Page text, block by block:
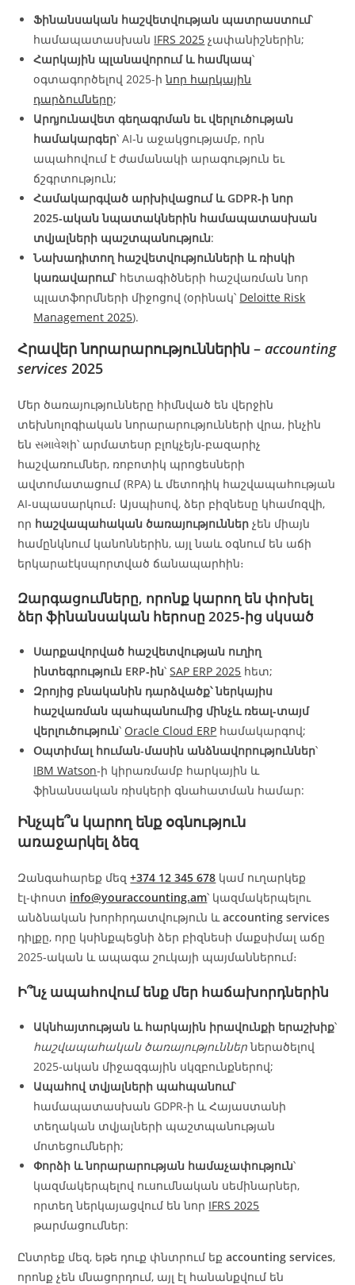
Ֆինանսական հաշվետվության պատրաստում՝
համապատասխան IFRS 2025 չափանիշներին;
Հարկային պլանավորում և համկապ՝
օգտագործելով 2025-ինոր հարկային
դարձումները;
Արդյունավետ գեղագրման եւ վերլուծության
համակարգեր՝ AI‑ն աջակցությամբ, որն
ապահովում է ժամանակի արագություն եւ
ճշգրտություն;
Համակարգված արխիվացում և GDPR‑ի նոր
2025‑ական նպատակներին համապատասխան
տվյալների պաշտպանություն:
Նախադիտող հաշվետվությունների և ռիսկի
կառավարում՝ հետագիծների հաշվառման նոր
պլատֆորմների միջոցով (օրինակ՝ Deloitte Risk
Management 2025).
Հրավեր նորարարություններին –accounting
services 2025
Մեր ծառայությունները հիմնված են վերջին
տեխնոլոգիական նորարարությունների վրա, ինչին
են સમાવેશի՝ արմատեսր բլոկչեյն‑բազարիչ
հաշվառումներ, ռոբոտիկ պրոցեսների
ավտոմատացում (RPA) և մետոդիկ հաշվապահության
AI‑սպասարկում։ Այսպիսով, ձեր բիզնեսը կհամոզվի,
որ հաշվապահական ծառայություններ չեն միայն
համընկնում կանոններին, այլ նաև օգնում են աճի
երկարաէկսպորտված ճանապարհին։
Զարգացումները, որոնք կարող են փոխել
ձեր ֆինանսական հերոսը 2025‑ից սկսած
Սարքավորված հաշվետվության ուղիղ
ինտեգրություն ERP‑ին՝SAP ERP 2025 հետ;
Զրոյից բնականին դարձվածք՝ ներկայիս
հաշվառման պահպանումից մինչև ռեալ‑տայմ
վերլուծություն՝ Oracle Cloud ERP համակարգով;
Օպտիմալ հուման-մասին անձնավորություններ՝
IBM Watson‑ի կիրառմամբ հարկային և
ֆինանսական ռիսկերի գնահատման համար:
Ինչպե՞ս կարող ենք օգնություն
առաջարկել ձեզ
Զանգահարեք մեզ+374 12 345 678 կամ ուղարկեք
էլ‑փոստ info@youraccounting.am՝ կազմակերպելու
անձնական խորհրդատվություն ևaccounting services
դիլքը, որը կսինքպեցնի ձեր բիզնեսի մաքսիմալ աճը
2025‑ական և ապագա շուկայի պայմաններում։
Ի՞նչ ապահովում ենք մեր հաճախորդներին
Ակնհայտության և հարկային իրավունքի երաշխիք՝
հաշվապահական ծառայություններներածելով
2025‑ական միջազգային սկզբունքներով;
Ապահով տվյալների պահպանում՝
համապատասխան GDPR‑ի և Հայաստանի
տեղական տվյալների պաշտպանության
մոտեցումների;
Փորձի և նորարարության համաչափություն՝
կազմակերպելով ուսումնական սեմինարներ,
որտեղ ներկայացվում են նոր IFRS 2025
թարմացումներ:
Ընտրեք մեզ, եթե դուք փնտրում եքaccounting services,
որոնք չեն մնացորդում, այլ էլ հանանքվում են